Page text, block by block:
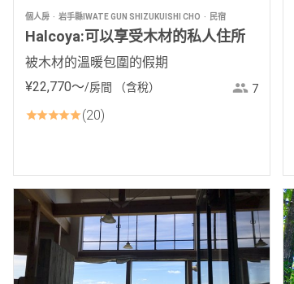
個人房 岩手縣IWATE GUN SHIZUKUISHI CHO 民宿
Halcoya:可以享受木材的私人住所
被木材的溫暖包圍的假期
¥22,770〜/房間 （含稅） 7
20